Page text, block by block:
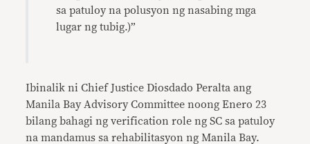
sa patuloy na polusyon ng nasabing mga
lugar ng tubig.)”
Ibinalik ni Chief Justice Diosdado Peralta ang
Manila Bay Advisory Committee noong Enero 23
bilang bahagi ng verification role ng SC sa patuloy
na mandamus sa rehabilitasyon ng Manila Bay.